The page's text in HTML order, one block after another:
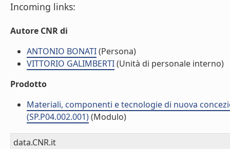
Incoming links:
Autore CNR di
ANTONIO BONATI(Persona)
VITTORIO GALIMBERTI(Unità di personale interno)
Prodotto
Materiali, componenti e tecnologie di nuova
(SP.P04.002.001)(Modulo)
data.CNR.it